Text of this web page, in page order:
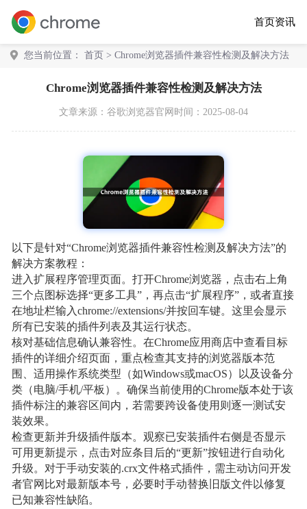
首页资讯
您当前位置： 首页 > Chrome浏览器插件兼容性检测及解决方法
Chrome浏览器插件兼容性检测及解决方法
文章来源： 谷歌浏览器官网 时间：2025-08-04
以下是针对“Chrome浏览器插件兼容性检测及解决方法”的
解决方案教程：
进入扩展程序管理页面。打开Chrome浏览器，点击右上角
三个点图标选择“更多工具”，再点击“扩展程序”，或者直接
在地址栏输入chrome://extensions/并按回车键。这里会显示
所有已安装的插件列表及其运行状态。
核对基础信息确认兼容性。在Chrome应用商店中查看目标
插件的详细介绍页面，重点检查其支持的浏览器版本范
围、适用操作系统类型（如Windows或macOS）以及设备分
类（电脑/手机/平板）。确保当前使用的Chrome版本处于该
插件标注的兼容区间内，若需要跨设备使用则逐一测试安
装效果。
检查更新并升级插件版本。观察已安装插件右侧是否显示
可用更新提示，点击对应条目后的“更新”按钮进行自动化
升级。对于手动安装的.crx文件格式插件，需主动访问开发
者官网比对最新版本号，必要时手动替换旧版文件以修复
已知兼容性缺陷。